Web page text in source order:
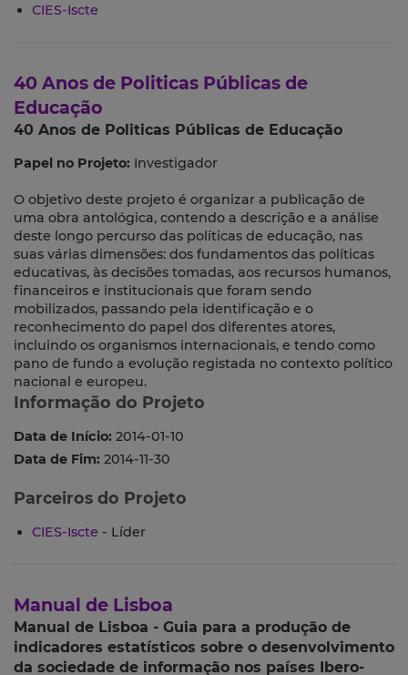
CIES-Iscte
40 Anos de Politicas Públicas de
Educação
40 Anos de Politicas Públicas de Educação
Papel no Projeto: Investigador
O objetivo deste projeto é organizar a publicação de
uma obra antológica, contendo a descrição e a análise
deste longo percurso das políticas de educação, nas
suas várias dimensões: dos fundamentos das políticas
educativas, às decisões tomadas, aos recursos humanos,
financeiros e institucionais que foram sendo
mobilizados, passando pela identificação e o
reconhecimento do papel dos diferentes atores,
incluindo os organismos internacionais, e tendo como
pano de fundo a evolução registada no contexto político
nacional e europeu.
Informação do Projeto
Data de Início: 2014-01-10
Data de Fim: 2014-11-30
Parceiros do Projeto
CIES-Iscte - Líder
Manual de Lisboa
Manual de Lisboa - Guia para a produção de
indicadores estatísticos sobre o desenvolvimento
da sociedade de informação nos países Ibero-